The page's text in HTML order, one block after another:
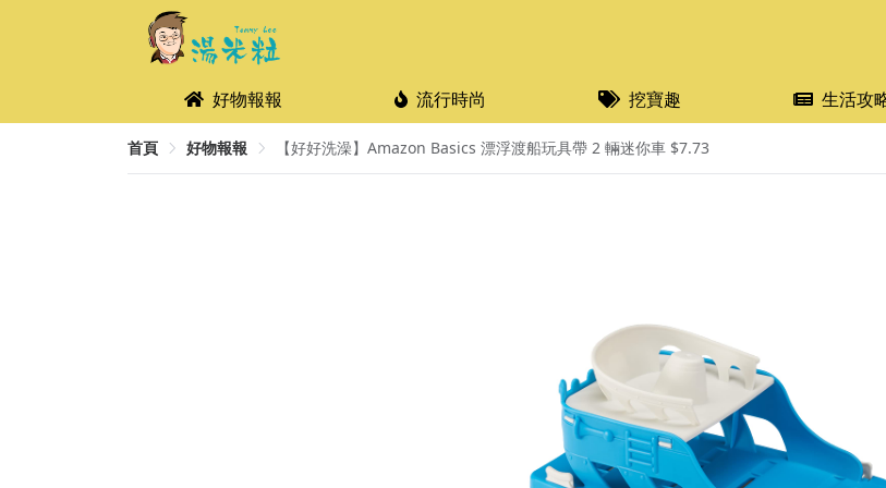
好物報報 流行時尚 挖寶趣 生活攻
首頁 好物報報 【好好洗澡】Amazon Basics 漂浮渡船玩具帶 2 輛迷你車 $7.73